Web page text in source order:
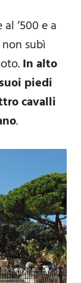
‘500 e a
subì
In alto
piedi
cavalli
.